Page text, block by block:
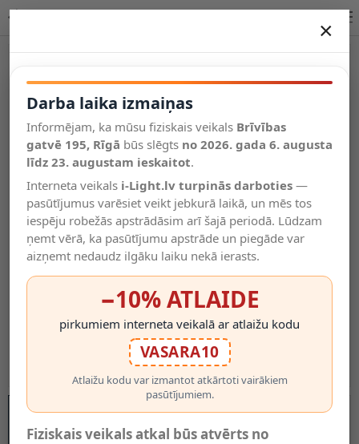
Salīdzināt
Vēlmju
saraksts
Valodas
×
Darba laika izmaiņas
Informējam, ka mūsu fiziskais veikals Brīvības
gatvē 195, Rīgā būs slēgts no 2026. gada 6. augusta
līdz 23. augustam ieskaitot.
Interneta veikals i-Light.lv turpinās darboties —
pasūtījumus varēsiet veikt jebkurā laikā, un mēs tos
iespēju robežās apstrādāsim arī šajā periodā. Lūdzam
ņemt vērā, ka pasūtījumu apstrāde un piegāde var
aizņemt nedaudz ilgāku laiku nekā ierasts.
−10% ATLAIDE
pirkumiem interneta veikalā ar atlaižu kodu
VASARA10
Atlaižu kodu var izmantot atkārtoti vairākiem
pasūtījumiem.
Fiziskais veikals atkal būs atvērts no